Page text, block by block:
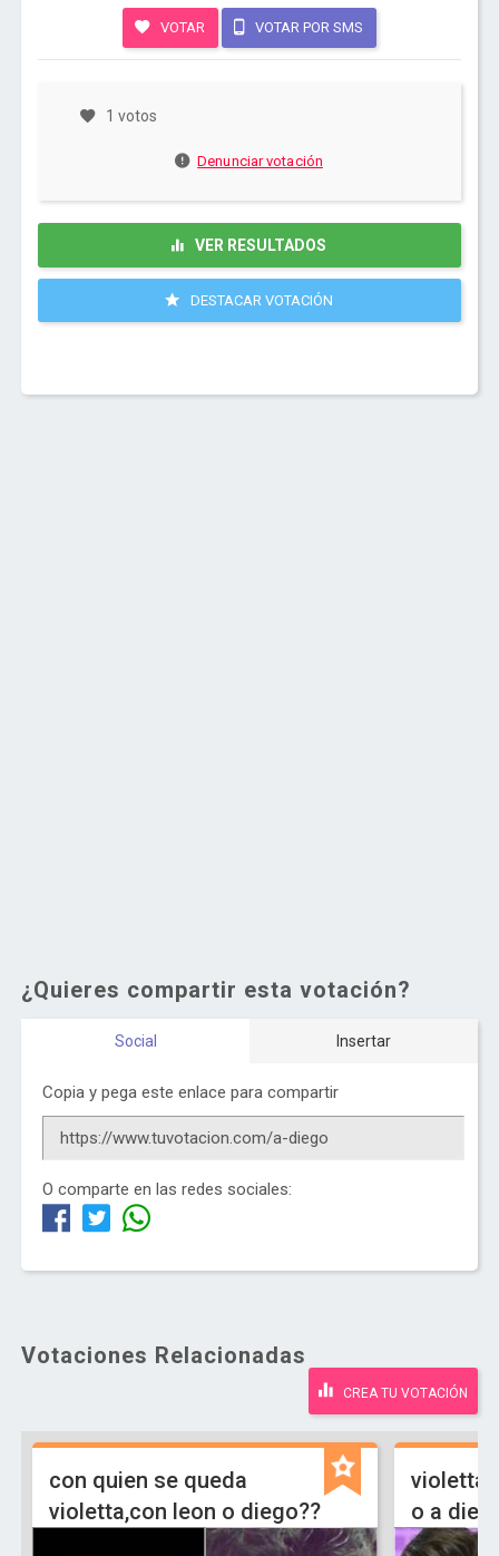
VOTAR VOTAR POR SMS
1 votos
Denunciar votación
VER RESULTADOS
DESTACAR VOTACIÓN
¿Quieres compartir esta votación?
Social Insertar
Copia y pega este enlace para compartir
O comparte en las redes sociales:
Votaciones Relacionadas
CREA TU VOTACIÓN
con quien se queda
violetta,con leon o diego??
violetta
o a